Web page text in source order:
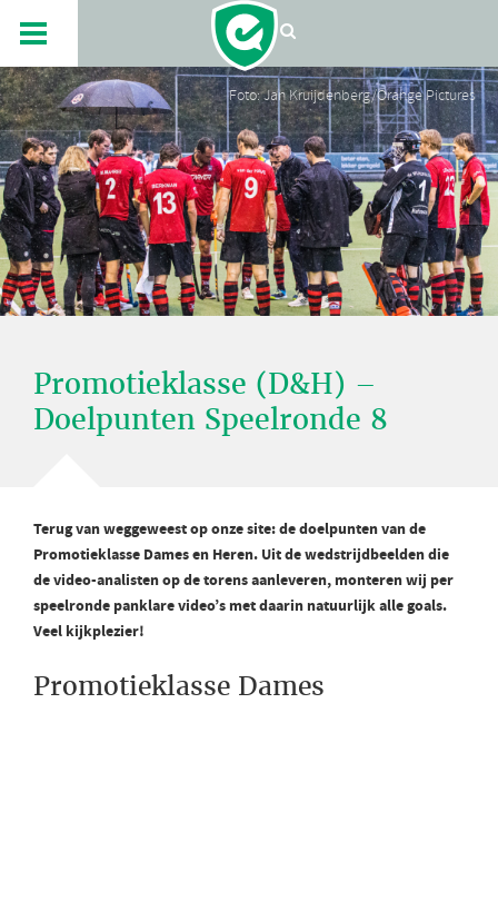
Foto: Jan Kruijdenberg/Orange Pictures
Promotieklasse (D&H) –
Doelpunten Speelronde 8
Terug van weggeweest op onze site: de doelpunten van de
Promotieklasse Dames en Heren. Uit de wedstrijdbeelden die
de video-analisten op de torens aanleveren, monteren wij per
speelronde panklare video’s met daarin natuurlijk alle goals.
Veel kijkplezier!
Promotieklasse Dames